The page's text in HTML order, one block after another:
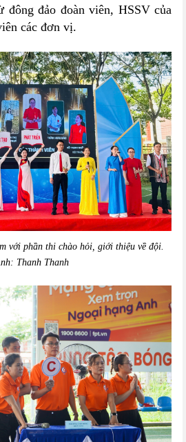
đảo đoàn viên, HSSV của
các đơn vị.
với phần thi chào hỏi, giới thiệu về đội.
Thanh Thanh